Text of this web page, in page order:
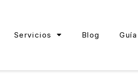
Servicios Blog Guía